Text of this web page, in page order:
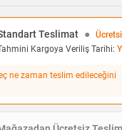
Teslimat ●
Kargoya Veriliş Tarihi:
ne zaman teslim edileceğini